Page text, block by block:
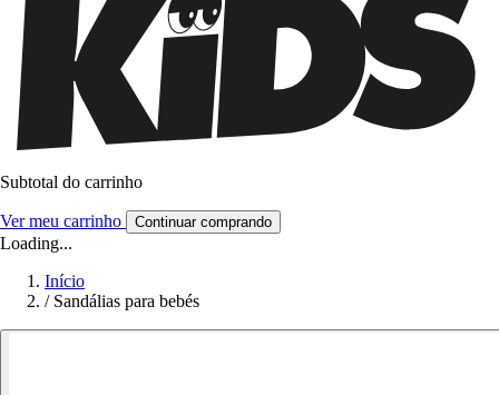
Subtotal do carrinho
Ver meu carrinho Continuar comprando
Loading...
Início
/ Sandálias para bebés